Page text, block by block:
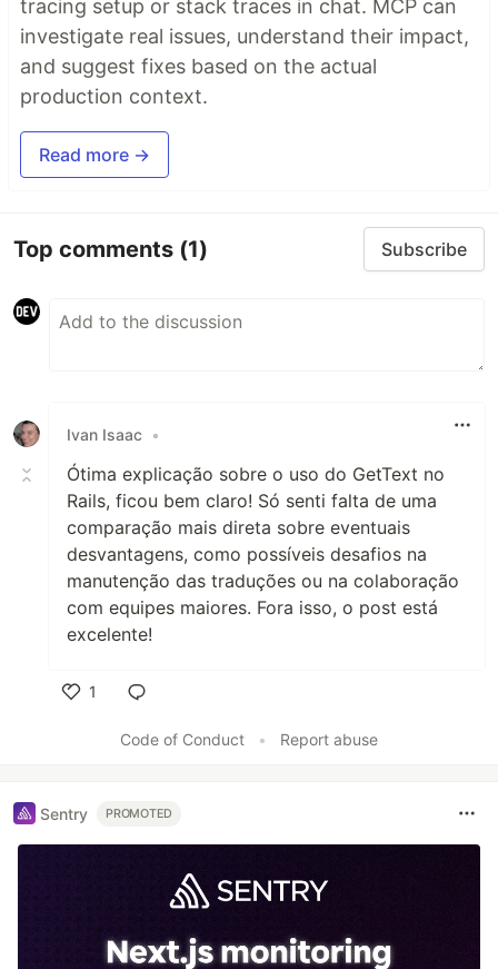
tracing setup or stack traces in chat. MCP can
investigate real issues, understand their impact,
and suggest fixes based on the actual
production context.
Read more →
Top comments (1) Subscribe
Ivan Isaac •
Ótima explicação sobre o uso do GetText no
Rails, ficou bem claro! Só senti falta de uma
comparação mais direta sobre eventuais
desvantagens, como possíveis desafios na
manutenção das traduções ou na colaboração
com equipes maiores. Fora isso, o post está
excelente!
1
Code of Conduct
• Report abuse
Sentry PROMOTED